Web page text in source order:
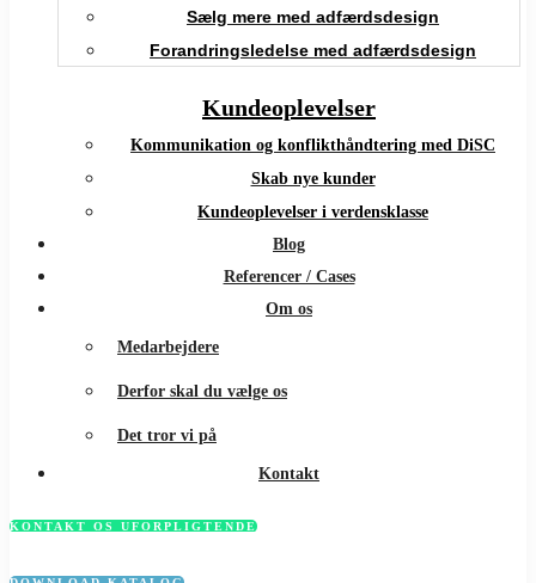
Sælg mere med adfærdsdesign
Forandringsledelse med adfærdsdesign
Kundeoplevelser
Kommunikation og konflikthåndtering med DiSC
Skab nye kunder
Kundeoplevelser i verdensklasse
Blog
Referencer / Cases
Om os
Medarbejdere
Derfor skal du vælge os
Det tror vi på
Kontakt
KONTAKT OS UFORPLIGTENDE